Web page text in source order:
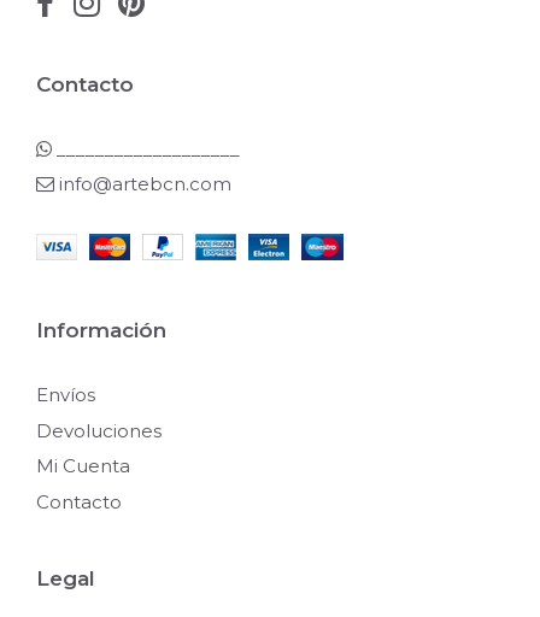
Contacto
info@artebcn.com
Información
Envíos
Devoluciones
Mi Cuenta
Contacto
Legal